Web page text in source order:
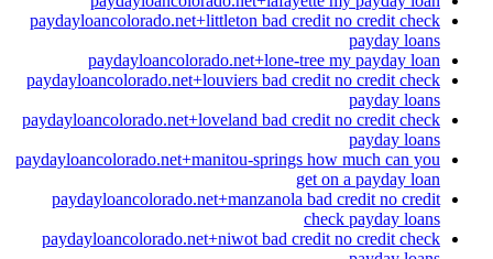
paydayloancolorado.net+littleton bad credit no credit check
payday loans
paydayloancolorado.net+lone-tree my payday loan
paydayloancolorado.net+louviers bad credit no credit check
payday loans
paydayloancolorado.net+loveland bad credit no credit check
payday loans
paydayloancolorado.net+manitou-springs how much can you
get on a payday loan
paydayloancolorado.net+manzanola bad credit no credit
check payday loans
paydayloancolorado.net+niwot bad credit no credit check